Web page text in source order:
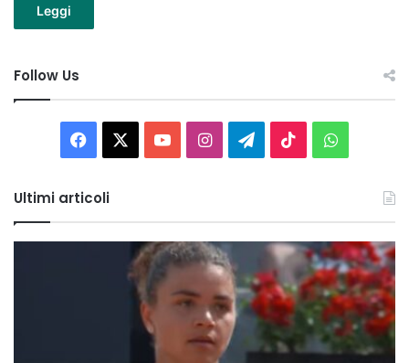
Leggi
Follow Us
Facebook You InstagramTelegram
TikTok
Ultimi articoli